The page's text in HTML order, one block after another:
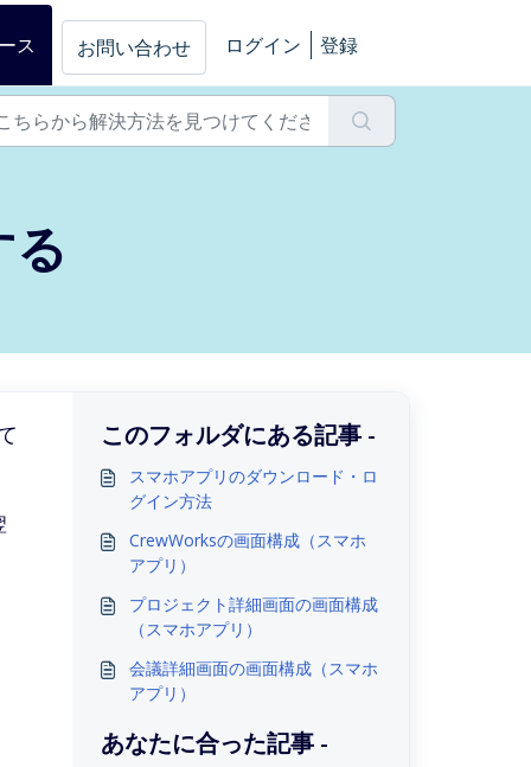
ス お問い合わせ ログイン 登録
このフォルダにある記事 -
スマホアプリのダウンロード・ロ
グイン方法
CrewWorksの画面構成（スマホ
アプリ）
プロジェクト詳細画面の画面構成
（スマホアプリ）
会議詳細画面の画面構成（スマホ
アプリ）
あなたに合った記事 -